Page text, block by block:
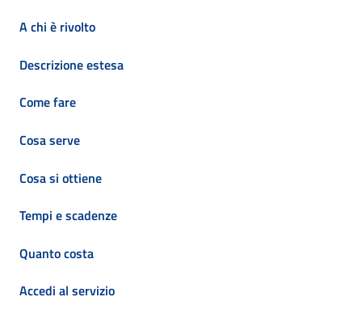
A chi è rivolto
Descrizione estesa
Come fare
Cosa serve
Cosa si ottiene
Tempi e scadenze
Quanto costa
Accedi al servizio